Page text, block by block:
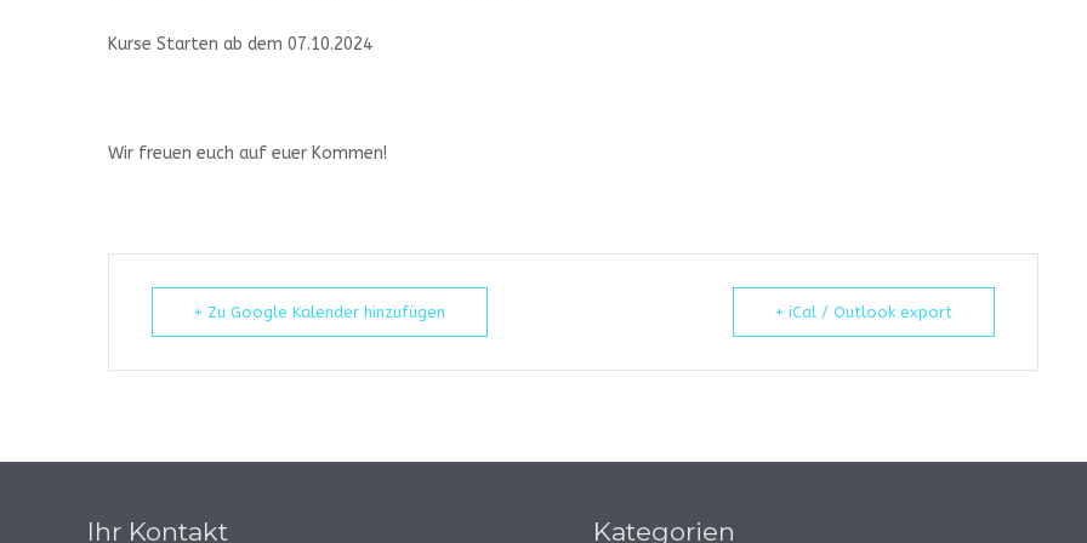
Kurse Starten ab dem 07.10.2024
Wir freuen euch auf euer Kommen!
+ Zu Google Kalender hinzufügen + iCal / Outlook export
Ihr Kontakt Kategorien